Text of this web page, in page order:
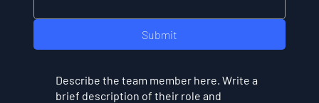
Submit
Describe the team member here. Write a
brief description of their role and